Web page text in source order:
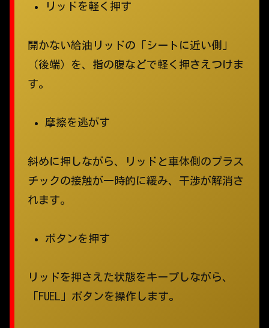
リッドを軽く押す
開かない給油リッドの「シートに近い側」
（後端）を、指の腹などで軽く押さえつけま
す。
摩擦を逃がす
斜めに押しながら、リッドと車体側のプラス
チックの接触が一時的に緩み、干渉が解消さ
れます。
ボタンを押す
リッドを押さえた状態をキープしながら、
「FUEL」ボタンを操作します。